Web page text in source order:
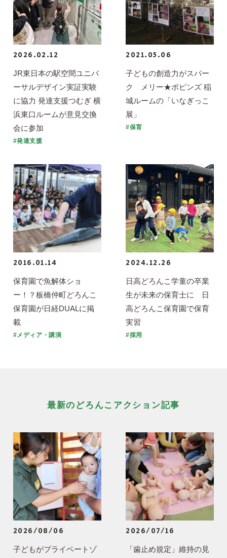
2026.02.12
JR東日本の駅空間ユニバ
ーサルデザイン実証実験
に協力 発達支援つむぎ 横
浜東口ルームが意見交換
会に参加
#発達支援
2021.05.06
子どもの創造力がスパー
ク メリー★ポピンズ 稲
城ルームの「いなぎっこ
展」
#保育
2016.01.14
保育園で魚解体ショ
ー！？板橋仲町どろんこ
保育園が日経DUALに掲
載
#メディア・講演
2024.12.26
日高どろんこ学童の卒業
生が未来の保育士に 日
高どろんこ保育園で保育
実習
#採用
最新のどろんこアクション記事
2026/08/06
子どもがプライベートゾ
2026/07/16
「歯止め規定」維持の見